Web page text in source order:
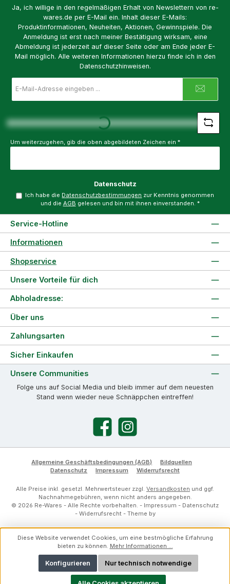
Ja, ich willige in den regelmäßigen Erhalt von Newslettern von re-
wares.de per E-Mail ein. Inhalt dieser E-Mails:
Produktinformationen, Neuheiten, Aktionen, Gewinnspiele. Die
Anmeldung ist erst nach meiner Bestätigung wirksam, eine
Abmeldung ist jederzeit auf dieser Seite oder am Ende jeder E-
Mail möglich. Alle weiteren Informationen hierzu finde ich in den
Datenschutzhinweisen.
Mail-
Loading...
Um weiterzugehen, gib die oben abgebildeten Zeichen ein *
Datenschutz
Ich habe die Datenschutzbestimmungen zur Kenntnis genommen
und die AGB gelesen und bin mit ihnen einverstanden. *
Service-Hotline
Informationen
Shopservice
Unsere Vorteile für dich
Über uns
Zahlungsarten
Abholadresse:
Sicher Einkaufen
Unsere Communities
Folge uns auf Social Media und bleib immer auf dem neuesten
Stand wenn wieder neue Schnäppchen eintreffen!
FacebookInstagram
Allgemeine Geschäftsbedingungen (AGB)
Bildquellen
Datenschutz
Impressum Widerrufsrecht
Alle Preise inkl. gesetzl. Mehrwertsteuer zzgl. Versandkosten und ggf.
Nachnahmegebühren, wenn nicht anders angegeben.
© 2026 Re-Wares - Alle Rechte vorbehalten. - Impressum - Datenschutz
- Widerrufsrecht- Theme by
Diese Website verwendet Cookies, um eine bestmögliche Erfahrung
bieten zu können. Mehr Informationen ...
Nur technisch notwendige
Konfigurieren